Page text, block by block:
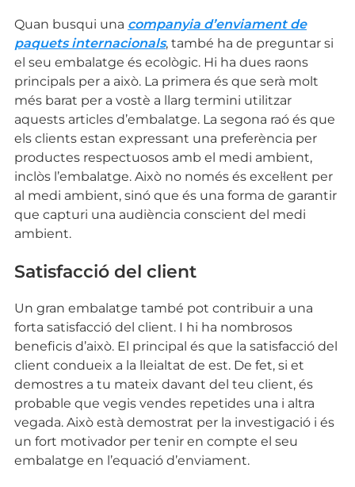
Quan busqui una companyia d’enviament de
paquets internacionals, també ha de preguntar si
el seu embalatge és ecològic. Hi ha dues raons
principals per a això. La primera és que serà molt
més barat per a vostè a llarg termini utilitzar
aquests articles d’embalatge. La segona raó és que
els clients estan expressant una preferència per
productes respectuosos amb el medi ambient,
inclòs l’embalatge. Això no només és excel·lent per
al medi ambient, sinó que és una forma de garantir
que capturi una audiència conscient del medi
ambient.
Satisfacció del client
Un gran embalatge també pot contribuir a una
forta satisfacció del client. I hi ha nombrosos
beneficis d’això. El principal és que la satisfacció del
client condueix a la lleialtat de est. De fet, si et
demostres a tu mateix davant del teu client, és
probable que vegis vendes repetides una i altra
vegada. Això està demostrat per la investigació i és
un fort motivador per tenir en compte el seu
embalatge en l’equació d’enviament.